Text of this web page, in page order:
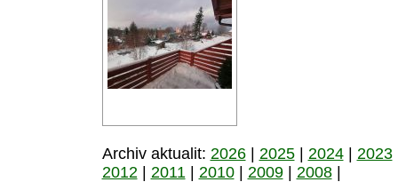
Archiv aktualit: 2026| 2025| 2024| 2023|
2012| 2011| 2010| 2009| 2008|